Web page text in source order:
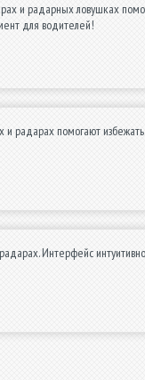
и радарных ловушках
для водителей!
радарах помогают
Интерфейс интуитивно